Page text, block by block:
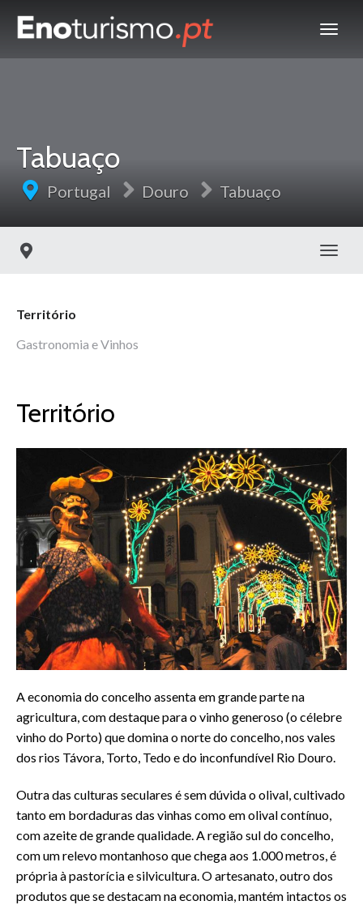
Tabuaço
Portugal Douro Tabuaço
Território
Gastronomia e Vinhos
Território
A economia do concelho assenta em grande parte na
agricultura, com destaque para o vinho generoso (o célebre
vinho do Porto) que domina o norte do concelho, nos vales
dos rios Távora, Torto, Tedo e do inconfundível Rio Douro.
Outra das culturas seculares é sem dúvida o olival, cultivado
tanto em bordaduras das vinhas como em olival contínuo,
com azeite de grande qualidade. A região sul do concelho,
com um relevo montanhoso que chega aos 1.000 metros, é
própria à pastorícia e silvicultura. O artesanato, outro dos
produtos que se destacam na economia, mantém intactos os